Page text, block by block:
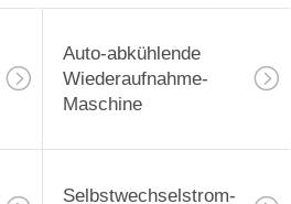
Auto-abkühlende
Wiederaufnahme-
Maschine
Selbstwechselstrom-